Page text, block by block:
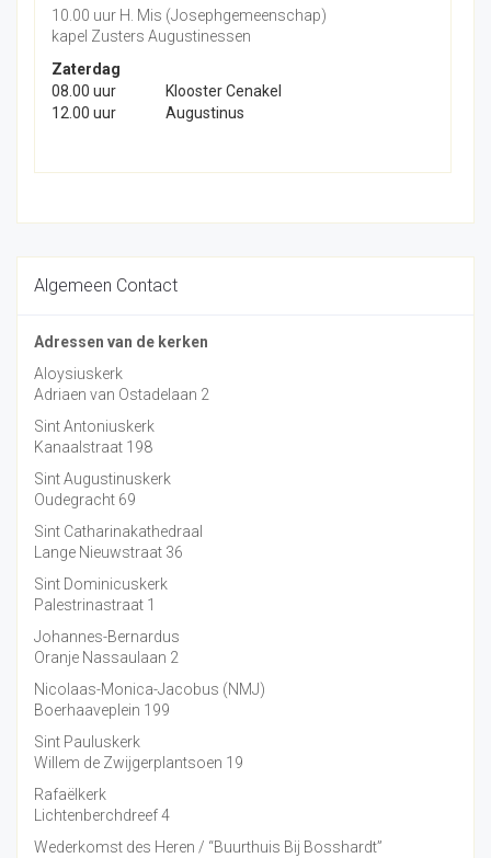
10.00 uur H. Mis (Josephgemeenschap)
kapel Zusters Augustinessen
Zaterdag
08.00 uur
Klooster Cenakel
12.00 uur
Augustinus
Algemeen Contact
Adressen van de kerken
Aloysiuskerk
Adriaen van Ostadelaan 2
Sint Antoniuskerk
Kanaalstraat 198
Sint Augustinuskerk
Oudegracht 69
Sint Catharinakathedraal
Lange Nieuwstraat 36
Sint Dominicuskerk
Palestrinastraat 1
Johannes-Bernardus
Oranje Nassaulaan 2
Nicolaas-Monica-Jacobus (NMJ)
Boerhaaveplein 199
Sint Pauluskerk
Willem de Zwijgerplantsoen 19
Rafaëlkerk
Lichtenberchdreef 4
Wederkomst des Heren / “Buurthuis Bij Bosshardt”